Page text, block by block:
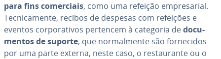
para fins co­mer­ci­ais, como uma refeição em­pre­sa­rial.
Tec­ni­ca­mente, recibos de despesas com refeições e
eventos cor­po­ra­ti­vos pertencem à categoria dedo­cu­
men­tos de suporte, que nor­mal­mente são for­ne­ci­dos
por uma parte externa, neste caso, o res­tau­rante ou o